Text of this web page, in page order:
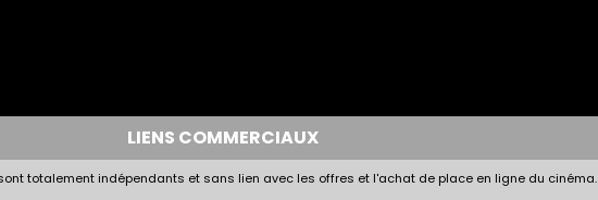
LIENS COMMERCIAUX
totalement indépendants et sans lien avec les offres et l'achat de place en ligne du cinéma.